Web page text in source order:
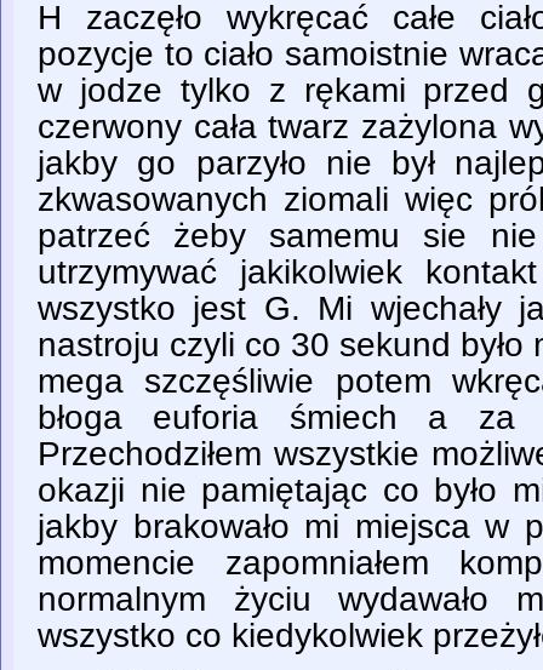
H zaczęło wykręcać całe
pozycje to ciało samoistnie
w jodze tylko z rękami przed
czerwony cała twarz zażylona
jakby go parzyło nie był
zkwasowanych ziomali więc
patrzeć żeby samemu sie
utrzymywać jakikolwiek
wszystko jest G. Mi wjechały
nastroju czyli co 30 sekund
mega szczęśliwie potem
błoga euforia śmiech a za
Przechodziłem wszystkie
okazji nie pamiętając co było
jakby brakowało mi miejsca w
momencie zapomniałem
normalnym życiu
wszystko co kiedykolwiek